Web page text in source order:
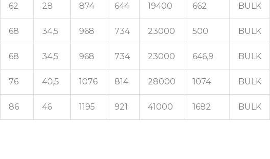
62 28 874 644 19400 662 BULK
68 34,5 968 734 23000 500 BULK
68 34,5 968 734 23000 646,9 BULK
76 40,5 1076 814 28000 1074 BULK
86 46 1195 921 41000 1682 BULK